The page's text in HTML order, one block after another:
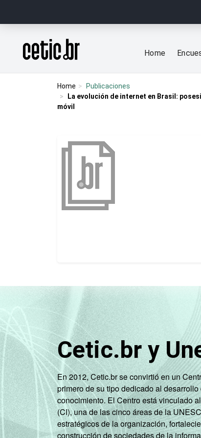
Página inicial
Home
Home
Publicaciones
La evolución de internet en Brasil:
móvil
Cetic.br y
En 2012, Cetic.br se convirtió en un
primero de su tipo dedicado al
conocimiento. El Centro está vinculado
(CI), una de las cinco áreas de la
estratégicos de la organización,
construcción de sociedades de la